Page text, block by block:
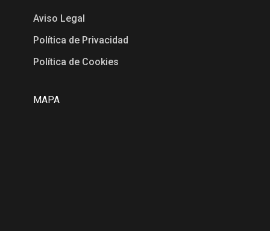
Aviso Legal
Política de Privacidad
Política de Cookies
MAPA